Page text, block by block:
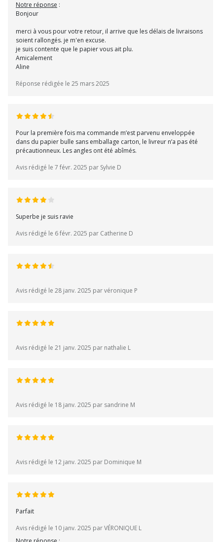
Notre réponse :
Bonjour
merci à vous pour votre retour, il arrive que les délais de livraisons
soient rallongés. je m'en excuse.
je suis contente que le papier vous ait plu.
Amicalement
Aline
Réponse rédigée le 25 mars 2025
Pour la première fois ma commande m’est parvenu enveloppée
dans du papier bulle sans emballage carton, le livreur n’a pas été
précautionneux. Les angles ont été abîmés.
Avis rédigé le 7 févr. 2025 par Sylvie D
Superbe je suis ravie
Avis rédigé le 6 févr. 2025 par Catherine D
Avis rédigé le 28 janv. 2025 par véronique P
Avis rédigé le 21 janv. 2025 par nathalie L
Avis rédigé le 18 janv. 2025 par sandrine M
Avis rédigé le 12 janv. 2025 par Dominique M
Parfait
Avis rédigé le 10 janv. 2025 par VÉRONIQUE L